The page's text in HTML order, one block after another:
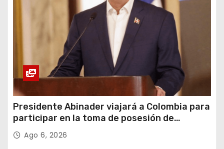
Presidente Abinader viajará a Colombia para
participar en la toma de posesión de
Abelardo de la Espriella
Ago 6, 2026